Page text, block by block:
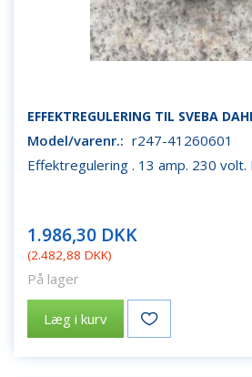
EFFEKTREGULERING TIL SVEBA
Model/varenr.: r247-41260601
Effektregulering . 13 amp. 230 volt.
1.986,30 DKK
(2.482,88 DKK)
På lager
Læg i kurv